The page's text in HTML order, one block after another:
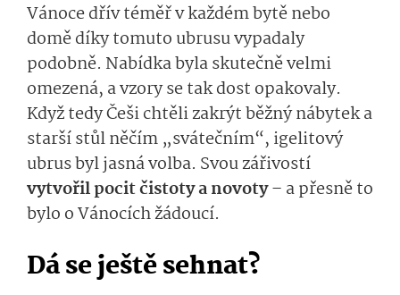
Vánoce dřív téměř v každém bytě nebo
domě díky tomuto ubrusu vypadaly
podobně. Nabídka byla skutečně velmi
omezená, a vzory se tak dost opakovaly.
Když tedy Češi chtěli zakrýt běžný nábytek a
starší stůl něčím „svátečním“, igelitový
ubrus byl jasná volba. Svou zářivostí
vytvořil pocit čistoty a novoty– a přesně to
bylo o Vánocích žádoucí.
Dá se ještě sehnat?